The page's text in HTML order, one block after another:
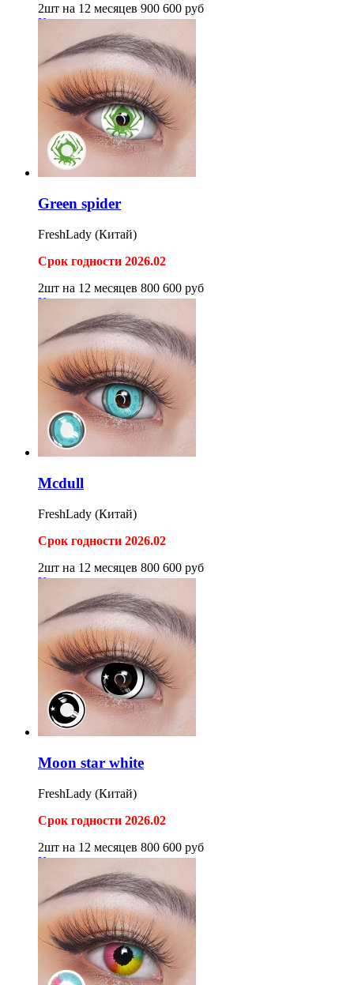
2шт на 12 месяцев 900 600 руб
Купить
Green spider
FreshLady (Китай)
Срок годности 2026.02
2шт на 12 месяцев 800 600 руб
Купить
Mcdull
FreshLady (Китай)
Срок годности 2026.02
2шт на 12 месяцев 800 600 руб
Купить
Moon star white
FreshLady (Китай)
Срок годности 2026.02
2шт на 12 месяцев 800 600 руб
Купить